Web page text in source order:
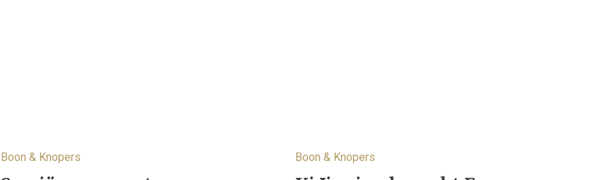
Boon & Knopers Boon & Knopers